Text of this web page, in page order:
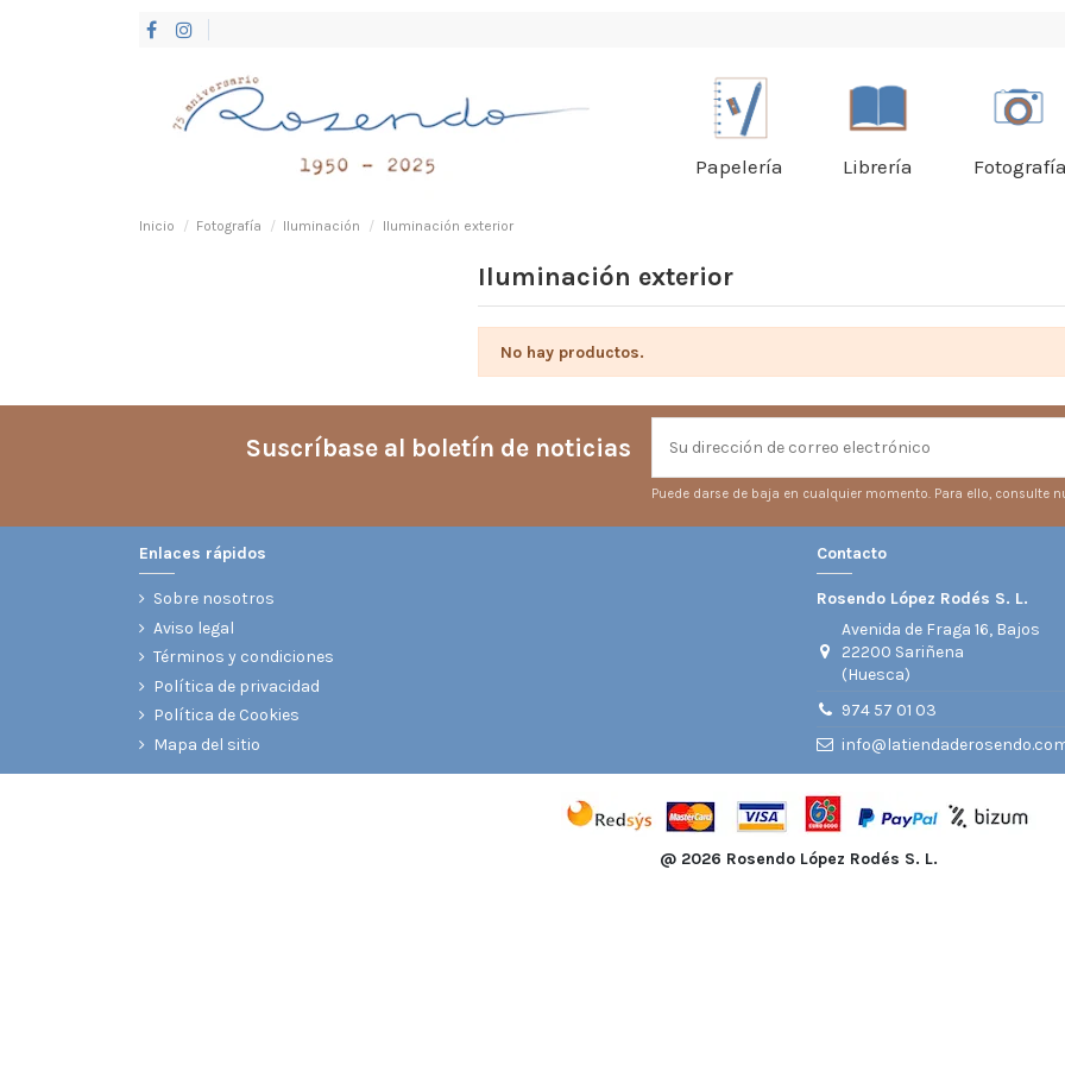
Papelería Librería
Inicio Fotografía Iluminación Iluminación exterior
Iluminación exterior
No hay productos.
Suscríbase al boletín de noticias
Puede darse de baja en cualquier momento. Para ello, consulte
Enlaces rápidos
Sobre nosotros
Aviso legal
Términos y condiciones
Política de privacidad
Política de Cookies
Mapa del sitio
Contacto
Rosendo López Rodés S. L.
Avenida de Fraga 16, Bajos
22200 Sariñena
(Huesca)
974 57 01 03
@ 2026 Rosendo López Rodés S. L.